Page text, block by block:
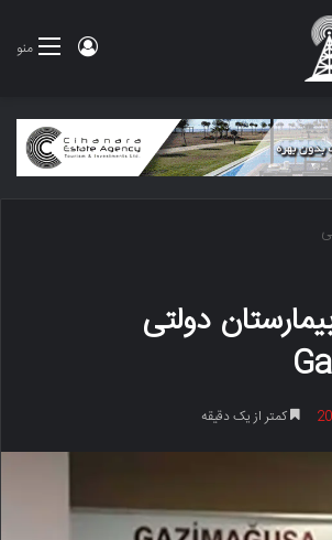
منو ورود
دولتی
کمتر از یک دقیقه